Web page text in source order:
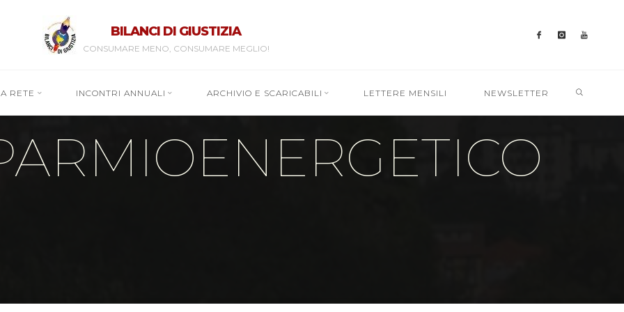
BILANCI DI GIUSTIZIA
CONSUMARE MENO, CONSUMARE MEGLIO!
RETE INCONTRI ANNUALI ARCHIVIO E SCARICABILI LETTERE MENSILI NEWSLETTER